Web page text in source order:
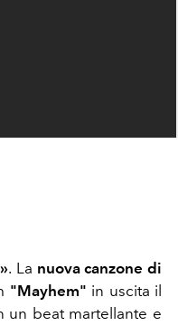
. La nuova canzone di
"Mayhem" in uscita il
un beat martellante e